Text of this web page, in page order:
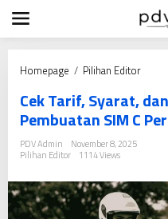
i
Homepage / Pilihan EditorC
k
T
f
,
Cek Tarif, Syarat,
Pembuatan SIM C
PDV Admin
November 8, 2025
Pilihan Editor
1114 Views